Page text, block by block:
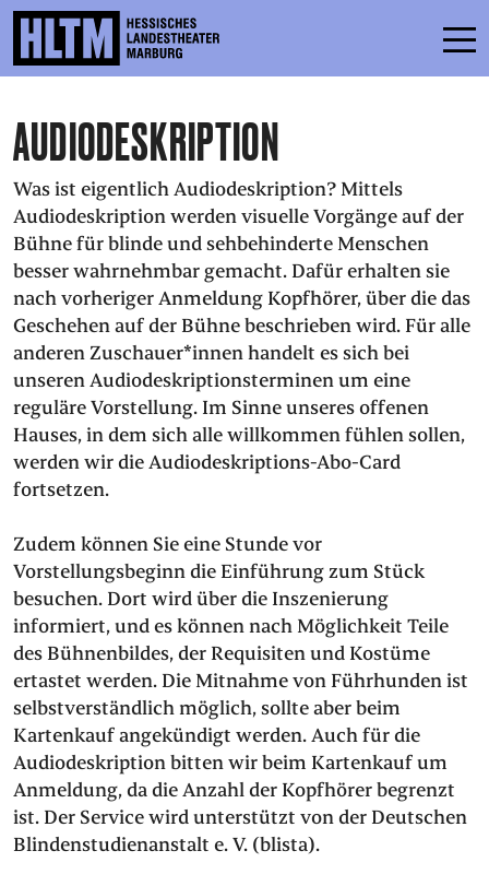
SCHEDULE
ENSEMBLE
PARTICIPATE
TICKETS
SERVICE
CONTACT
THEATRE & SCHOOL
PODCAST
SUCHE
DEUTSCH
EINFACHE
SPRACHE
AUDIODESKRIPTION
Was ist eigentlich Audiodeskription? Mittels
Audiodeskription werden visuelle Vorgänge auf der
Bühne für blinde und sehbehinderte Menschen
besser wahrnehmbar gemacht. Dafür erhalten sie
nach vorheriger Anmeldung Kopfhörer, über die das
Geschehen auf der Bühne beschrieben wird. Für alle
anderen Zuschauer*innen handelt es sich bei
unseren Audiodeskriptionsterminen um eine
reguläre Vorstellung. Im Sinne unseres offenen
Hauses, in dem sich alle willkommen fühlen sollen,
werden wir die Audiodeskriptions-Abo-Card
fortsetzen.
Zudem können Sie eine Stunde vor
Vorstellungsbeginn die Einführung zum Stück
besuchen. Dort wird über die Inszenierung
informiert, und es können nach Möglichkeit Teile
des Bühnenbildes, der Requisiten und Kostüme
ertastet werden. Die Mitnahme von Führhunden ist
selbstverständlich möglich, sollte aber beim
Kartenkauf angekündigt werden. Auch für die
Audiodeskription bitten wir beim Kartenkauf um
Anmeldung, da die Anzahl der Kopfhörer begrenzt
ist. Der Service wird unterstützt von der Deutschen
Blindenstudienanstalt e. V. (blista).